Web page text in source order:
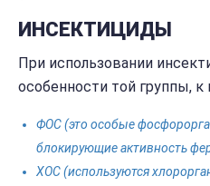
ИНСЕКТИЦИДЫ
При использовании
особенности той группы, к
ФОС (это особые
блокирующие активность
ХОС (используются